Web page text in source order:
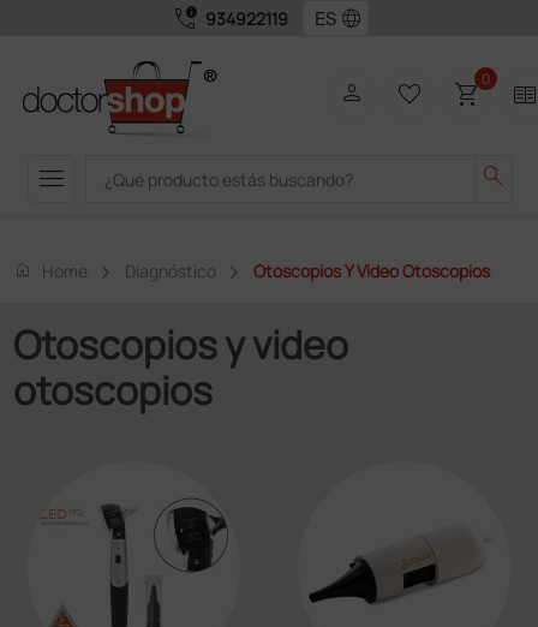
call_quality 934922119 language
menu search
person favorite_border shopping_cart0 two_pager
home Home Diagnóstico Otoscopios Y Video Otoscopios
Otoscopios y video
otoscopios